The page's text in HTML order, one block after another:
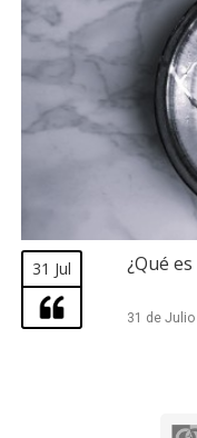
31 Jul ¿Qué
31 de